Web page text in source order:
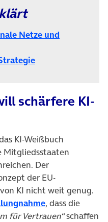
Netze und
schärfere KI-
KI-Weißbuch
Der
der EU-
KI nicht weit genug.
(öffnet in
, dass die
für Vertrauen“schaffen